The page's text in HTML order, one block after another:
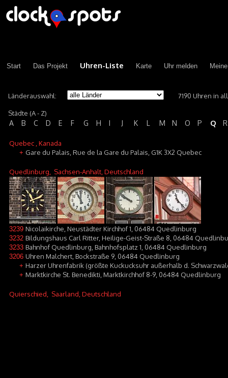
Start Das Projekt Uhren-Liste Karte Uhr melden
Länderauswahl: 7190 Uhren in
Städte (A - Z)
A B C D E F G H I J K L M N O P Q R
Quebec , Kanada
+ Gare du Palais, Rue de la Gare du Palais, G1K 3X2 Quebec
Quedlinburg , Sachsen-Anhalt, Deutschland
3239 Nicolaikirche, Neustädter Kirchhof 1, 06484 Quedlinburg
3232 Bildungshaus Carl Ritter, Heilige-Geist-Straße 8, 06484
3233 Bahnhof Quedlinburg, Bahnhofsplatz 1, 06484 Quedlinburg
3206 Uhren Malchert, Bockstraße 9, 06484 Quedlinburg
+ Harzer Uhrenfabrik (größte Kuckucksuhr außerhalb d.
+ Marktkirche St. Benedikti, Marktkirchhof 8-9, 06484 Quedlinburg
Quierschied , Saarland, Deutschland